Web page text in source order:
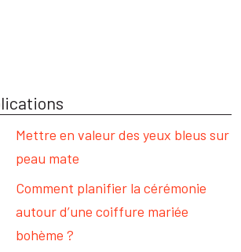
Mettre en valeur des yeux bleus sur
peau mate
Comment planifier la cérémonie
autour d’une coiffure mariée
bohème ?